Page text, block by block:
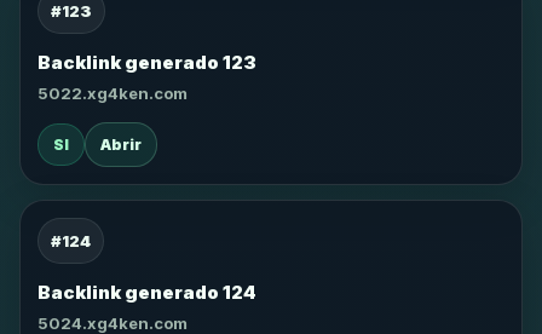
#123
Backlink generado 123
5022.xg4ken.com
SI Abrir
#124
Backlink generado 124
5024.xg4ken.com